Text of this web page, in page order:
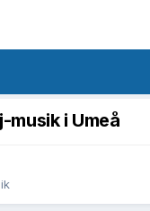
musik i Umeå